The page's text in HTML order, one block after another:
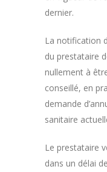
dernier.
La notification
du prestataire
nullement à
conseillé, en
demande
sanitaire
Le prestataire
dans un délai